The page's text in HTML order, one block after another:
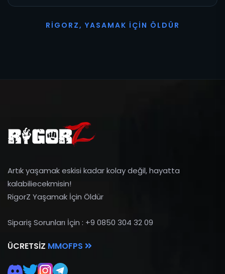
R I G O R Z, YASAMAK İ ÇI N Ö L D Ü R
Artık yaşamak eskisi kadar kolay değil, hayatta
kalabiliecekmisin!
RigorZ Yaşamak İçin Öldür
Sipariş Sorunları İçin : +9 0850 304 32 09
ÜCRETSIZ MMOFPS